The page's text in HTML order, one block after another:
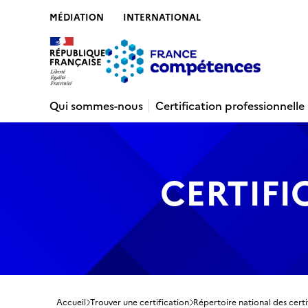
MÉDIATION INTERNATIONAL
Qui sommes-nous
Certification professionnelle
Accueil Trouver une certification Répertoire national des